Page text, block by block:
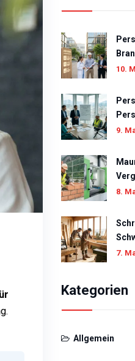
10.
9.
8.
7.
Kategorien
Allgemein